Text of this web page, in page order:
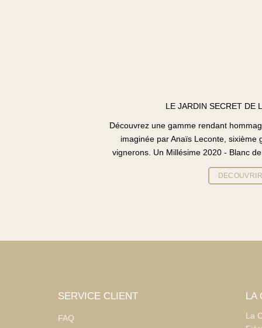
LE JARDIN SECRET DE
Découvrez une gamme rendant
imaginée par Anaïs Leconte, sixième
vignerons. Un Millésime 2020 - Blanc
DECOUVRIR
SERVICE CLIENT
FAQ
LA
La